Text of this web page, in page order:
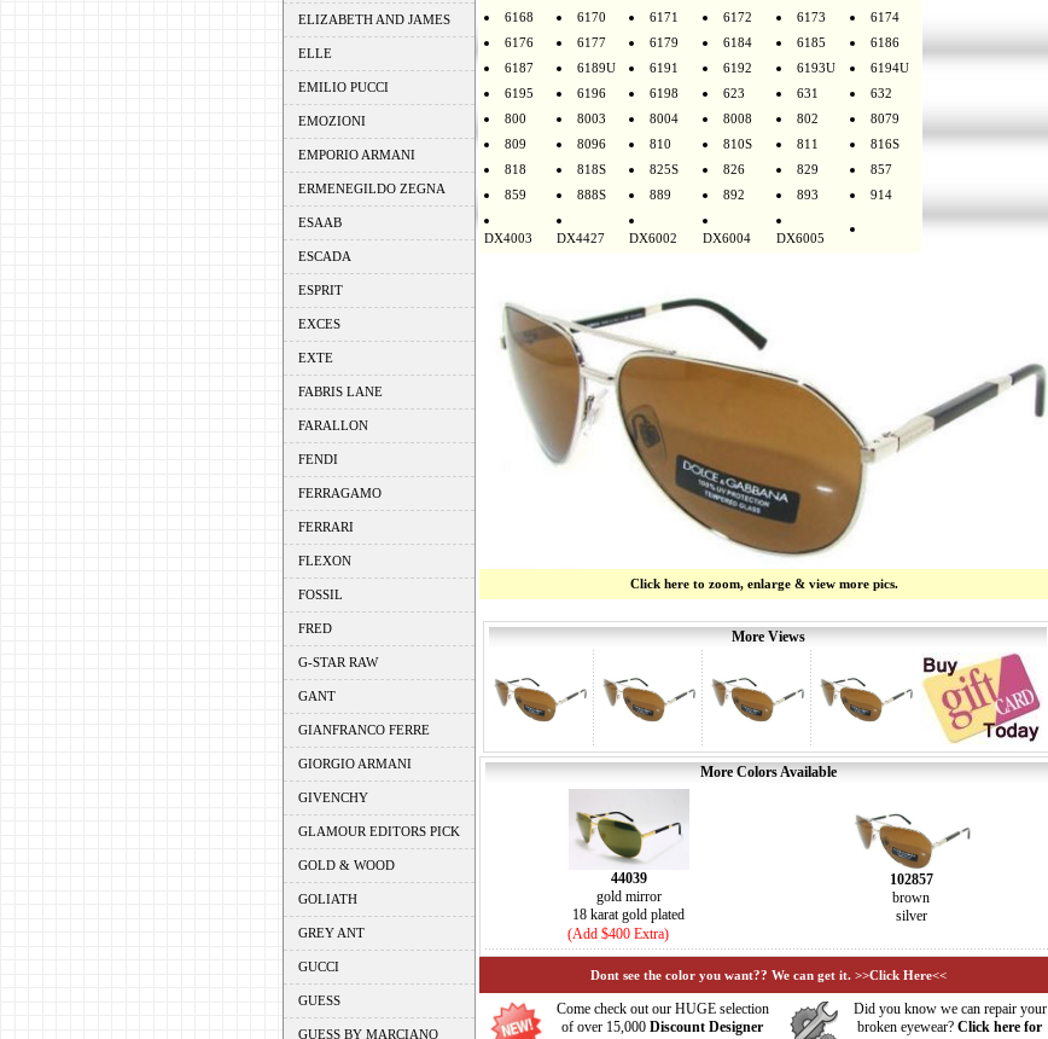
ELIZABETH AND JAMES
ELLE
EMILIO PUCCI
EMOZIONI
EMPORIO ARMANI
ERMENEGILDO ZEGNA
ESAAB
ESCADA
ESPRIT
EXCES
EXTE
FABRIS LANE
FARALLON
FENDI
FERRAGAMO
FERRARI
FLEXON
FOSSIL
FRED
G-STAR RAW
GANT
GIANFRANCO FERRE
GIORGIO ARMANI
GIVENCHY
GLAMOUR EDITORS PICK
GOLD & WOOD
GOLIATH
GREY ANT
GUCCI
GUESS
GUESS BY MARCIANO
6168
6170 6171 6172 6173
6174
6176
6177 6179 6184 6185
6186
6187
6189U 6191 6192 6193U
6194U
6195
6196 6198 623 631
632
800
8003 8004 8008 802
8079
809
8096 810 810S 811
816S
818
818S 825S 826 829
857
859
888S 889 892 893 914
DX4003 DX4427 DX6002 DX6004 DX6005
Click here to zoom, enlarge & view more pics.
More Views
More Colors Available
44039
gold mirror
18 karat gold plated
(Add $400 Extra)
102857
brown
silver
Dont see the color you want?? We can get it. >>Click Here<<
Come check out our HUGE selection
of over 15,000 Discount Designer
Did you know we can repair your
broken eyewear? Click here for